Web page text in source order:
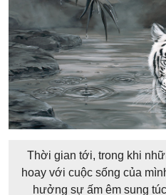
Thời gian tới, trong khi
hoay với cuộc sống của
hưởng sự ấm êm sung